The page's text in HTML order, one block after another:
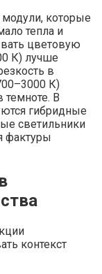
которые
тепла и
цветовую
К) лучше
в
К)
темноте. В
гибридные
светильники
фактуры
контекст